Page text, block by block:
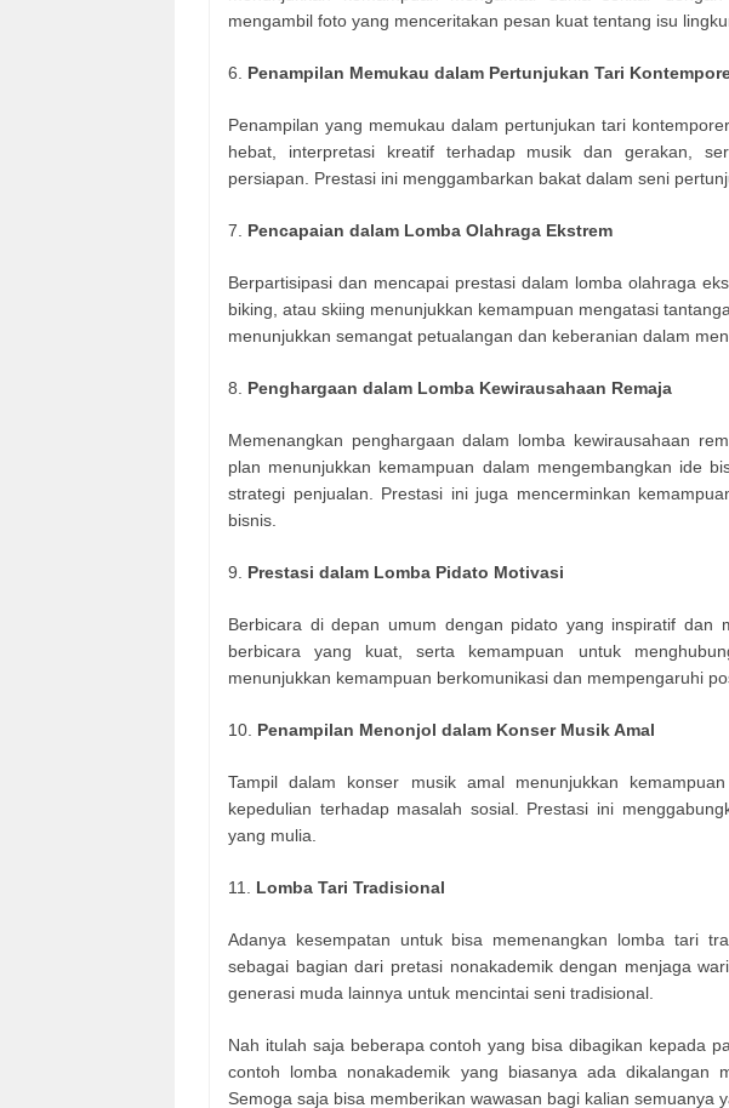
mengambil foto yang menceritakan pesan kuat tentang isu
6. Penampilan Memukau dalam Pertunjukan Tari
Penampilan yang memukau dalam pertunjukan tari
hebat, interpretasi kreatif terhadap musik dan gerakan,
persiapan. Prestasi ini menggambarkan bakat dalam seni
7. Pencapaian dalam Lomba Olahraga Ekstrem
Berpartisipasi dan mencapai prestasi dalam lomba olahraga
biking, atau skiing menunjukkan kemampuan mengatasi
menunjukkan semangat petualangan dan keberanian dalam
8. Penghargaan dalam Lomba Kewirausahaan Remaja
Memenangkan penghargaan dalam lomba kewirausahaan
plan menunjukkan kemampuan dalam mengembangkan ide
strategi penjualan. Prestasi ini juga mencerminkan
bisnis.
9. Prestasi dalam Lomba Pidato Motivasi
Berbicara di depan umum dengan pidato yang inspiratif dan
berbicara yang kuat, serta kemampuan untuk
menunjukkan kemampuan berkomunikasi dan mempengaruhi
10. Penampilan Menonjol dalam Konser Musik Amal
Tampil dalam konser musik amal menunjukkan
kepedulian terhadap masalah sosial. Prestasi ini
yang mulia.
11. Lomba Tari Tradisional
Adanya kesempatan untuk bisa memenangkan lomba tari
sebagai bagian dari pretasi nonakademik dengan menjaga
generasi muda lainnya untuk mencintai seni tradisional.
Nah itulah saja beberapa contoh yang bisa dibagikan kepada
contoh lomba nonakademik yang biasanya ada dikalangan
Semoga saja bisa memberikan wawasan bagi kalian semuanya